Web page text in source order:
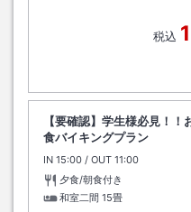
税込
【要確認】学生様必見！
食バイキングプラン
IN チェックイン
15:00 / OUT チェックアウト
11:00
夕食/朝食付き
和室二間 15畳